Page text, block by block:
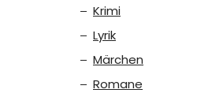
Krimi
Lyrik
Märchen
Romane